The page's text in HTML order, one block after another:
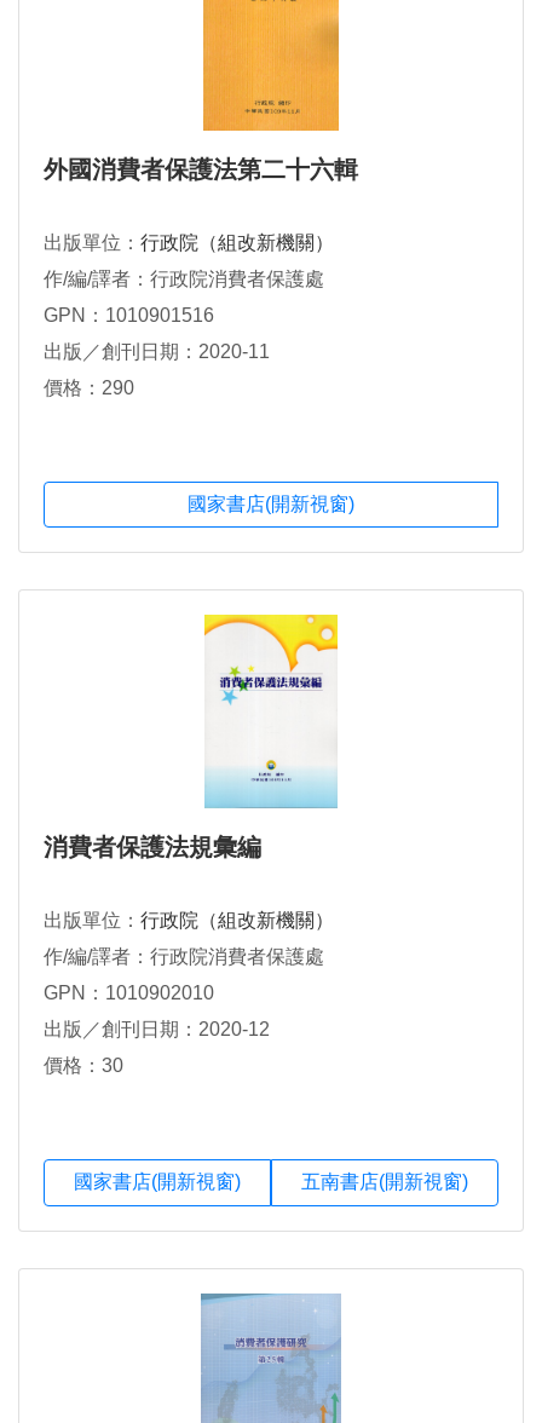
外國消費者保護法第二十六輯
出版單位： 行政院（組改新機關）
作/編/譯者：行政院消費者保護處
GPN：1010901516
出版／創刊日期：2020-11
價格：290
國家書店(開新視窗)
消費者保護法規彙編
出版單位： 行政院（組改新機關）
作/編/譯者：行政院消費者保護處
GPN：1010902010
出版／創刊日期：2020-12
價格：30
國家書店(開新視窗) 五南書店(開新視窗)